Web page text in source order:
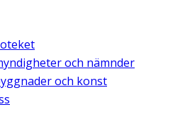
och nämnder
och konst